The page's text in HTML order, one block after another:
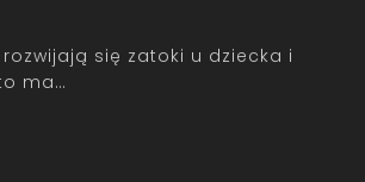
rozwijają się zatoki u dziecka i
ma…